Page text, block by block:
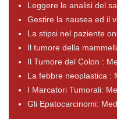
Leggere le analisi del
Gestire la nausea ed il
La stipsi nel paziente
Il tumore della
Il Tumore del Colon :
La febbre neoplastica :
I Marcatori Tumorali:
Gli Epatocarcinomi: